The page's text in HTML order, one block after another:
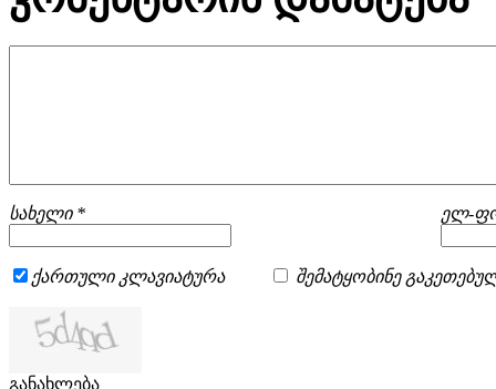
სახელი * ელ-
ქართული კლავიატურა შემატყობინე
განახლება